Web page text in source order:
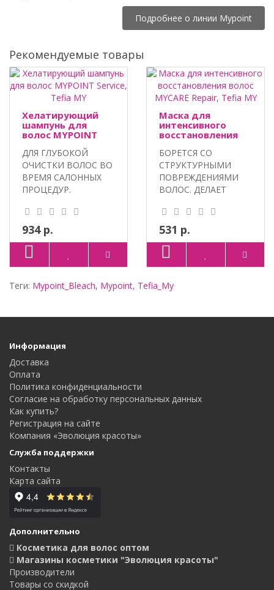
Подробнее о линии Mypoint
Рекомендуемые товары
Хелатирующий
шампунь для
волос MYPOINT
ДЛЯ ГЛУБОКОЙ
ОЧИСТКИ ВОЛОС ВО
ВРЕМЯ САЛОННЫХ
ПРОЦЕДУР.
АГЕНТЫ, АКТ..
934 р.
Маска для
интенсивного
восстановления
Repair, Tefia MY
БОРЕТСЯ СО
СТРУКТУРНЫМИ
ПОВРЕЖДЕНИЯМИ
ВОЛОС. ДЕЛАЕТ
И ЭЛАСТИЧНЫМ..
531 р.
Теги: Mypoint_Bleach, Mypoint, Tefia_My
Информация
Доставка
Оплата
Политика конфиденциальности
Согласие на обработку персональных данных
Как купить?
Регистрация на сайте
Компания «Эволюция красоты»
Служба поддержки
Контакты
Карта сайта
Дополнительно
Косметика для волос оптом
Магазины косметики "Эволюция красоты"
Производители
Товары со скидкой